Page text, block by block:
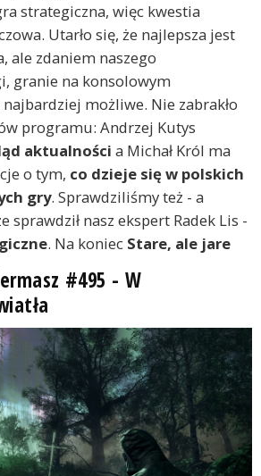
strategiczna, więc kwestia
Utarło się, że najlepsza jest
ale zdaniem naszego
granie na konsolowym
możliwe. Nie zabrakło
programu: Andrzej Kutys
aktualności a Michał Król ma
o tym, co dzieje się w polskich
gry. Sprawdziliśmy też - a
sprawdził nasz ekspert Radek Lis -
. Na koniec Stare, ale jare
#495 - W